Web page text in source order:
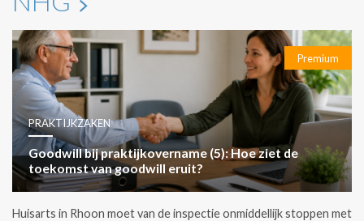
Premium
PRAKTIJKZAKEN
Goodwill bij praktijkovername (5): Hoe ziet de
toekomst van goodwill eruit?
Huisarts in Rhoon moet van de inspectie onmiddellijk stoppen met